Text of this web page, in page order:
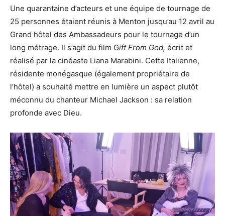
Une quarantaine d’acteurs et une équipe de tournage de
25 personnes étaient réunis à Menton jusqu’au 12 avril au
Grand hôtel des Ambassadeurs pour le tournage d’un
long métrage. Il s’agit du film Gift From God, écrit et
réalisé par la cinéaste Liana Marabini. Cette Italienne,
résidente monégasque (également propriétaire de
l’hôtel) a souhaité mettre en lumière un aspect plutôt
méconnu du chanteur Michael Jackson : sa relation
profonde avec Dieu.